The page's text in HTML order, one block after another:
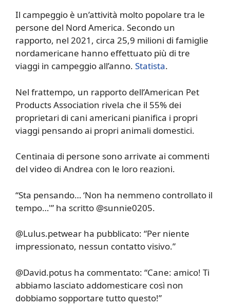
Il campeggio è un’attività molto popolare tra le
persone del Nord America. Secondo un
rapporto, nel 2021, circa 25,9 milioni di famiglie
nordamericane hanno effettuato più di tre
viaggi in campeggio all’anno. Statista.
Nel frattempo, un rapporto dell’American Pet
Products Association rivela che il 55% dei
proprietari di cani americani pianifica i propri
viaggi pensando ai propri animali domestici.
Centinaia di persone sono arrivate ai commenti
del video di Andrea con le loro reazioni.
“Sta pensando… ‘Non ha nemmeno controllato il
tempo…'” ha scritto @sunnie0205.
@Lulus.petwear ha pubblicato: “Per niente
impressionato, nessun contatto visivo.”
@David.potus ha commentato: “Cane: amico! Ti
abbiamo lasciato addomesticare così non
dobbiamo sopportare tutto questo!”